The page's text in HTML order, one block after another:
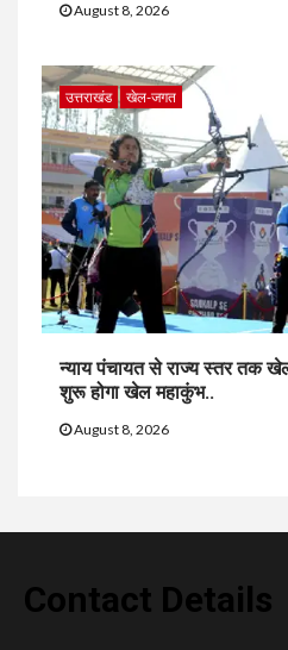
August 8, 2026
उत्तराखंड खेल-जगत
न्याय पंचायत से राज्य स्तर तक
शुरू होगा खेल महाकुंभ..
August 8, 2026
Contact Details